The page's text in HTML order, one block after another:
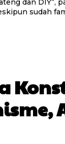
dan DIY”,
sudah